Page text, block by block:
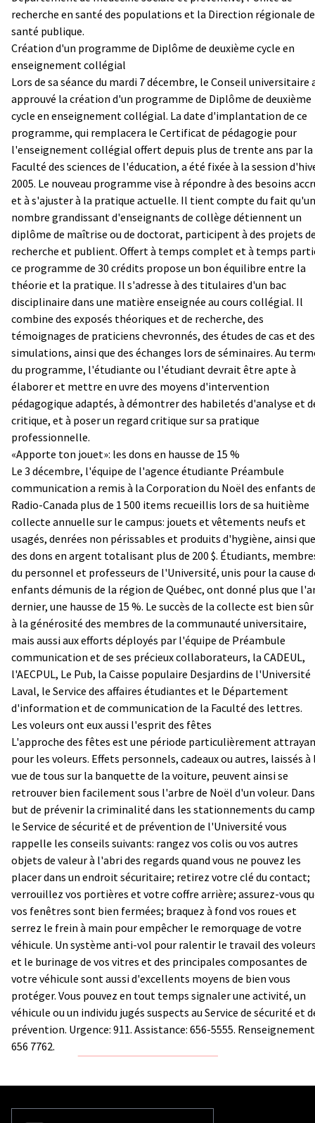
recherche en santé des populations et la Direction régionale de
santé publique.
Création d'un programme de Diplôme de deuxième cycle en
enseignement collégial
Lors de sa séance du mardi 7 décembre, le Conseil universitaire
approuvé la création d'un programme de Diplôme de deuxième
cycle en enseignement collégial. La date d'implantation de ce
programme, qui remplacera le Certificat de pédagogie pour
l'enseignement collégial offert depuis plus de trente ans par la
Faculté des sciences de l'éducation, a été fixée à la session
2005. Le nouveau programme vise à répondre à des besoins
et à s'ajuster à la pratique actuelle. Il tient compte du fait qu'un
nombre grandissant d'enseignants de collège détiennent un
diplôme de maîtrise ou de doctorat, participent à des projets
recherche et publient. Offert à temps complet et à temps
ce programme de 30 crédits propose un bon équilibre entre la
théorie et la pratique. Il s'adresse à des titulaires d'un bac
disciplinaire dans une matière enseignée au cours collégial. Il
combine des exposés théoriques et de recherche, des
témoignages de praticiens chevronnés, des études de cas et des
simulations, ainsi que des échanges lors de séminaires. Au
du programme, l'étudiante ou l'étudiant devrait être apte à
élaborer et mettre en uvre des moyens d'intervention
pédagogique adaptés, à démontrer des habiletés d'analyse et
critique, et à poser un regard critique sur sa pratique
professionnelle.
«Apporte ton jouet»: les dons en hausse de 15 %
Le 3 décembre, l'équipe de l'agence étudiante Préambule
communication a remis à la Corporation du Noël des enfants
Radio-Canada plus de 1 500 items recueillis lors de sa huitième
collecte annuelle sur le campus: jouets et vêtements neufs et
usagés, denrées non périssables et produits d'hygiène, ainsi que
des dons en argent totalisant plus de 200 $. Étudiants,
du personnel et professeurs de l'Université, unis pour la cause
enfants démunis de la région de Québec, ont donné plus que
dernier, une hausse de 15 %. Le succès de la collecte est bien
à la générosité des membres de la communauté universitaire,
mais aussi aux efforts déployés par l'équipe de Préambule
communication et de ses précieux collaborateurs, la CADEUL,
l'AECPUL, Le Pub, la Caisse populaire Desjardins de l'Université
Laval, le Service des affaires étudiantes et le Département
d'information et de communication de la Faculté des lettres.
Les voleurs ont eux aussi l'esprit des fêtes
L'approche des fêtes est une période particulièrement
pour les voleurs. Effets personnels, cadeaux ou autres, laissés à
vue de tous sur la banquette de la voiture, peuvent ainsi se
retrouver bien facilement sous l'arbre de Noël d'un voleur.
but de prévenir la criminalité dans les stationnements du
le Service de sécurité et de prévention de l'Université vous
rappelle les conseils suivants: rangez vos colis ou vos autres
objets de valeur à l'abri des regards quand vous ne pouvez les
placer dans un endroit sécuritaire; retirez votre clé du contact;
verrouillez vos portières et votre coffre arrière; assurez-vous
vos fenêtres sont bien fermées; braquez à fond vos roues et
serrez le frein à main pour empêcher le remorquage de votre
véhicule. Un système anti-vol pour ralentir le travail des
et le burinage de vos vitres et des principales composantes de
votre véhicule sont aussi d'excellents moyens de bien vous
protéger. Vous pouvez en tout temps signaler une activité, un
véhicule ou un individu jugés suspects au Service de sécurité et
prévention. Urgence: 911. Assistance: 656-5555.
656 ­7762.